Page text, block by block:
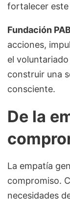
fortalecer este
Fundación
acciones,
el
construir una
consciente.
De la
La empatía
compromiso.
necesidades